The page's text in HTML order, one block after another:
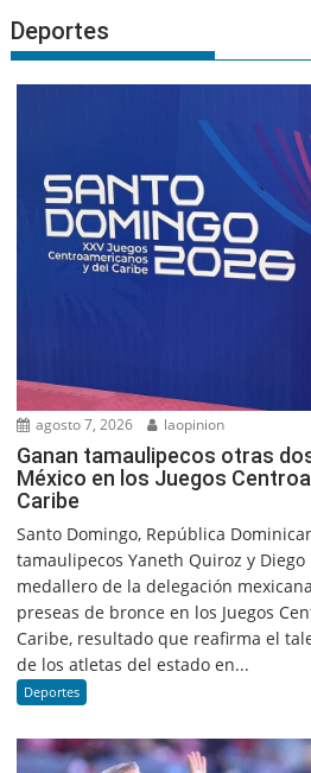
Deportes
agosto 7, 2026 laopinion
Ganan tamaulipecos otras
México en los Juegos
Caribe
Santo Domingo, República
tamaulipecos Yaneth Quiroz y
medallero de la delegación
preseas de bronce en los Juegos
Caribe, resultado que reafirma el
de los atletas del estado en...
Deportes